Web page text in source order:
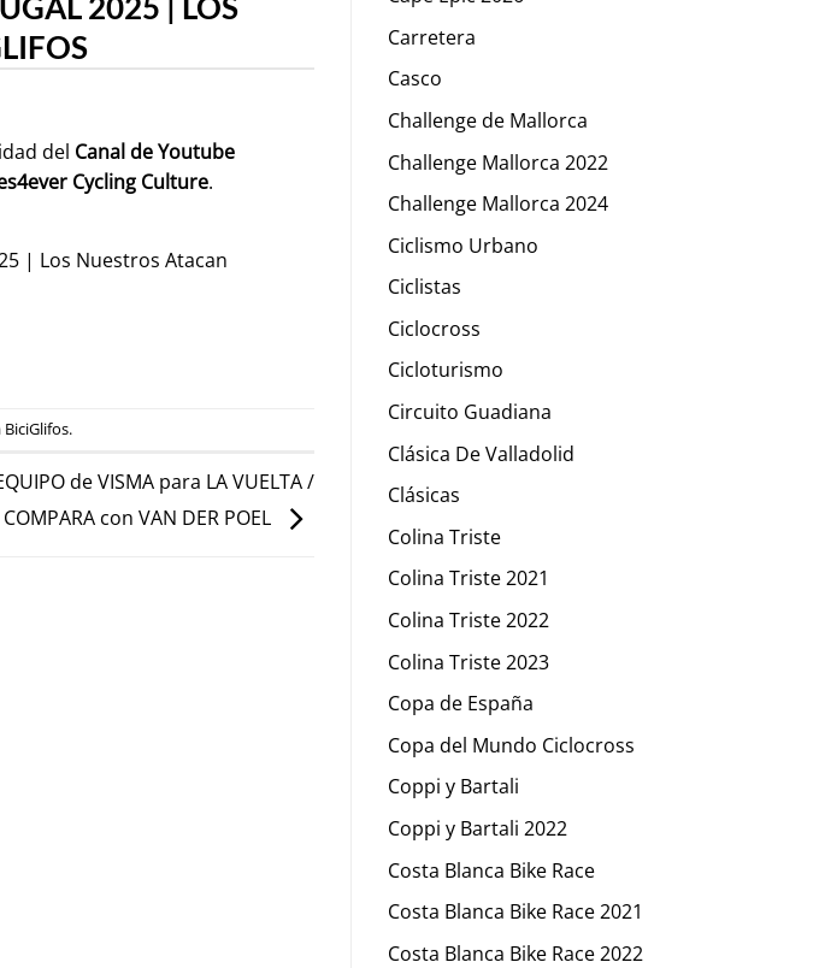
2025 | LOS
del Canal de Youtube
Cycling Culture.
| Los Nuestros Atacan
BiciGlifos.
de VISMA para LA VUELTA /
con VAN DER POEL
Carretera
Casco
Challenge de Mallorca
Challenge Mallorca 2022
Challenge Mallorca 2024
Ciclismo Urbano
Ciclistas
Ciclocross
Cicloturismo
Circuito Guadiana
Clásica De Valladolid
Clásicas
Colina Triste
Colina Triste 2021
Colina Triste 2022
Colina Triste 2023
Copa de España
Copa del Mundo Ciclocross
Coppi y Bartali
Coppi y Bartali 2022
Costa Blanca Bike Race
Costa Blanca Bike Race 2021
Costa Blanca Bike Race 2022